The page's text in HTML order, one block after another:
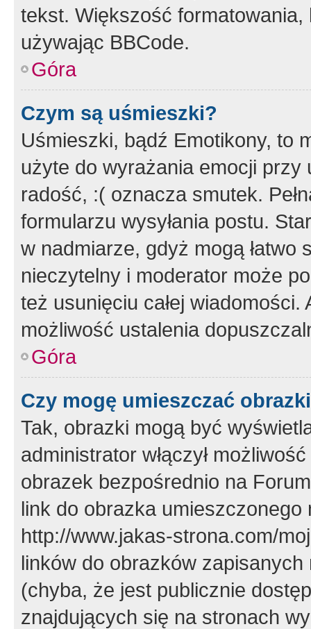
tekst. Większość
używając BBCode.
Góra
Czym są uśmieszki?
Uśmieszki, bądź Emotikony, to
użyte do wyrażania emocji
radość, :( oznacza smutek.
formularzu wysyłania postu.
w nadmiarze, gdyż mogą
nieczytelny i moderator może
też usunięciu całej
możliwość ustalenia
Góra
Czy mogę umieszczać
Tak, obrazki mogą być
administrator włączył
obrazek bezpośrednio na
link do obrazka
http://www.jakas-strona.com/
linków do obrazków
(chyba, że jest publicznie
znajdujących się na stronach